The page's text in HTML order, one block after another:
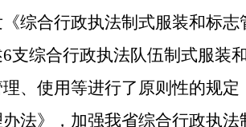
综合行政执法制式服装和标
支综合行政执法队伍制式服装
、使用等进行了原则性的规
法》，加强我省综合行政执